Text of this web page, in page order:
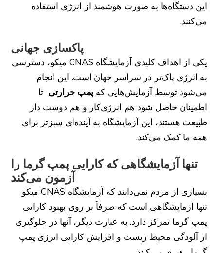
این دستگاه‌ها به صورت هوشمند از انرژی استفاده
می‌کنند.
پاکسازی جهانی
یکی از اهداف کلیدی آزمایشگاه CNAS میکو، دسترسی
به انرژی پاک‌تر در سراسر جهان است. این انجام
می‌شود توسط آزمایش‌هایی کهپمپ حرارتی تا
اطمینان حاصل شود هم انرژی‌کار و هم دوست دار
طبیعت هستند، این آزمایشگاه به آینده‌ای سبزتر برای
همه ما کمک می‌کند.
تنها آزمایشگاهی که کارایی پمپ گرما را
آزمون می‌کند
بسیاری از مردم نمی‌دانند که آزمایشگاه CNAS میکو
تنها آزمایشگاهی است که صرفاً بر روی بهبود کارایی
پمپ گرما تمرکز دارد. به عبارت دیگر، آنها در جلوگیری
از آلودگی محیط زیست و افزایش کارایی انرژی پمپ